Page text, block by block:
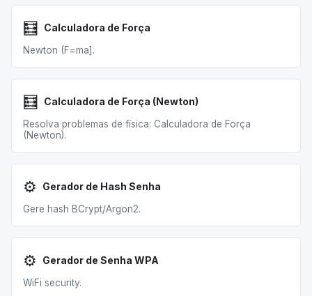
🧮 Calculadora de Força
Newton (F=ma].
🧮 Calculadora de Força (Newton)
Resolva problemas de física: Calculadora de Força
(Newton).
⚙️ Gerador de Hash Senha
Gere hash BCrypt/Argon2.
⚙️ Gerador de Senha WPA
WiFi security.